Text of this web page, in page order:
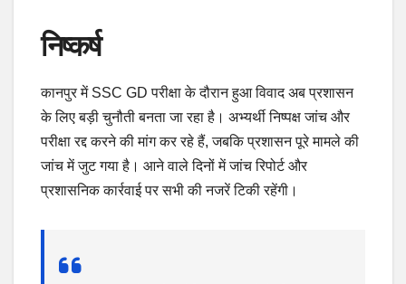
निष्कर्ष
कानपुर में SSC GD परीक्षा के दौरान हुआ विवाद अब प्रशासन
के लिए बड़ी चुनौती बनता जा रहा है। अभ्यर्थी निष्पक्ष जांच और
परीक्षा रद्द करने की मांग कर रहे हैं, जबकि प्रशासन पूरे मामले की
जांच में जुट गया है। आने वाले दिनों में जांच रिपोर्ट और
प्रशासनिक कार्रवाई पर सभी की नजरें टिकी रहेंगी।